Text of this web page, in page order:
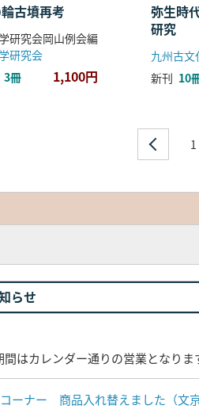
古墳再考
研究会岡山例会編
研究会
3冊 1,100円
弥生時
研究
九州古文
新刊 10
1
らせ
間はカレンダー通りの営業となりま
ーナー 商品入れ替えました（文京